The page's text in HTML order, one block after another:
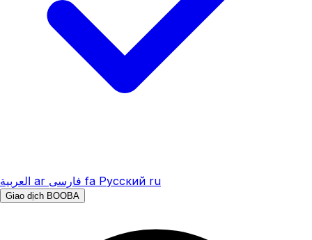
العربية ar فارسی fa Русский ru
Giao dịch BOOBA